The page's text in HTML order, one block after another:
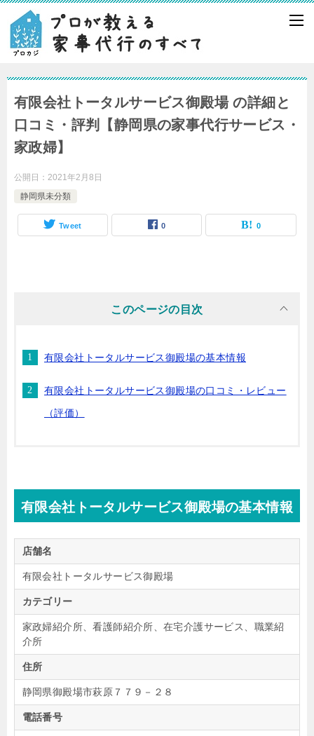
有限会社トータルサービス御殿場 の詳細と
口コミ・評判【静岡県の家事代行サービス・
家政婦】
公開日： 2021年2月8日
静岡県未分類
Tweet 0 0
このページの目次
有限会社トータルサービス御殿場の基本情報
有限会社トータルサービス御殿場の口コミ・レビュー
（評価）
有限会社トータルサービス御殿場の基本情報
店舗名
有限会社トータルサービス御殿場
カテゴリー
家政婦紹介所、看護師紹介所、在宅介護サービス、職業紹
介所
住所
静岡県御殿場市萩原７７９－２８
電話番号